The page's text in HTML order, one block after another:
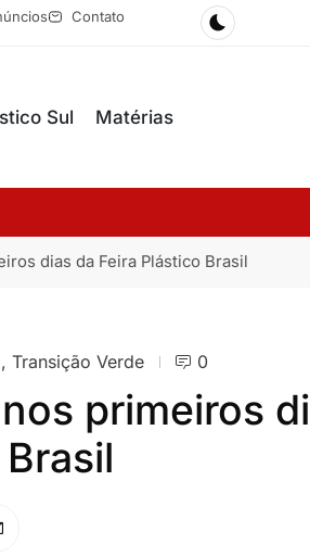
Contato
Sul Matérias
dias da Feira Plástico Brasil
, Transição Verde 0
primeiros